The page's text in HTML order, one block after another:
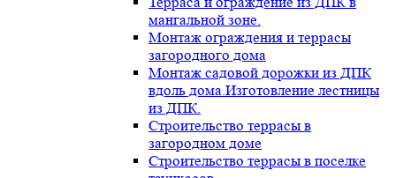
мангальной зоне.
Монтаж ограждения и террасы
загородного дома
Монтаж садовой дорожки из ДПК
вдоль дома.Изготовление лестницы
из ДПК.
Строительство террасы в
загородном доме
Строительство террасы в поселке